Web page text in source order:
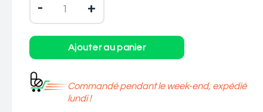
- +
Commandé pendant le week-end, expédié
lundi !